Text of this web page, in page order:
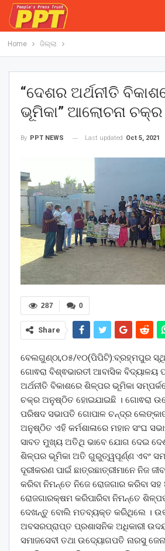
Home ଜିଲ୍ଲା
“ଦେଶର ଅର୍ଥନୀତି
ଭୂମିକା” ଆଲୋଚନା
By PPT NEWS Last updated Oct 5, 2021
0
287
Share
ବେଲଗୁଣ୍ଠା,୦୫/୧୦(ପିପିଟି):ବ୍ରହ୍ମପୁର
ଗୋଵରା ବିଶ୍ଵଭାରତୀ ଆବାସିକ ବିଦ୍ୟାଳୟ
ଅର୍ଥନୀତି ବିକାଶରେ ଶିଳ୍ପର ଭୂମିକା
ଚକ୍ର ଅନୁଷ୍ଠିତ ହୋଇଯାଇଛି । ଗୋଵରା
ପରିଷଦ ସଭାପତି ଗୋପାଳ ଚନ୍ଦ୍ର
ଅନୁଷ୍ଠିତ ଏହି କର୍ମଶାଳାରେ ମହାନ ସଂଘ
ସାବତ ମୁଖ୍ୟ ଅତିଥି ଭାବେ ଯୋଗ ଦେଇ
ଶିଳ୍ପର ଭୂମିକା ଅତି ଗୁରୁତ୍ୱପୂର୍ଣ୍ଣ ଏବଂ
ଦୂରୀକରଣ ପାଇଁ ଛାତ୍ରଛାତ୍ରୀମାନେ ନିଜ
କରିବା ନିମନ୍ତେ ନିଜେ ରୋଜଗାର କରିବା
ରୋଜଗାରକ୍ଷମ କରିପାରିବା ନିମନ୍ତେ
ଦେଖନ୍ତୁ ବୋଲି ମତବ୍ୟକ୍ତ କରିଥିଲେ ।
ଅବସରପ୍ରାପ୍ତ ପ୍ରଶାସନିକ ଅଧିକାରୀ
ସମାଜସେବୀ ତଥା ଉଦ୍ୟୋଗପତି ନାରସୁ